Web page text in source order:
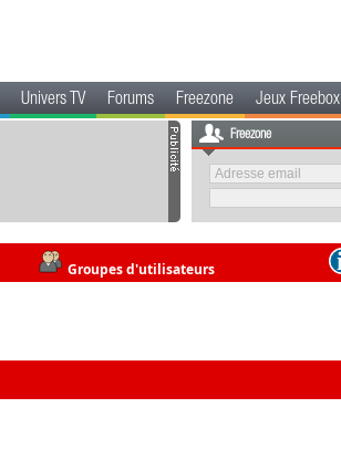
Univers TV Forums Freezone Jeux Freebox
Freezone
Groupes d'utilisateurs